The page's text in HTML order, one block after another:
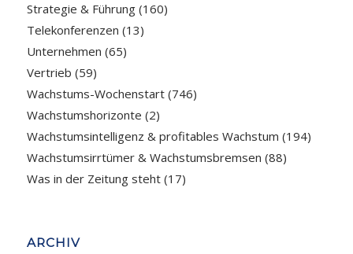
Strategie & Führung(160)
Telekonferenzen (13)
Unternehmen (65)
Vertrieb (59)
Wachstums-Wochenstart(746)
Wachstumshorizonte (2)
Wachstumsintelligenz & profitables Wachstum (194)
Wachstumsirrtümer & Wachstumsbremsen (88)
Was in der Zeitung steht(17)
ARCHIV